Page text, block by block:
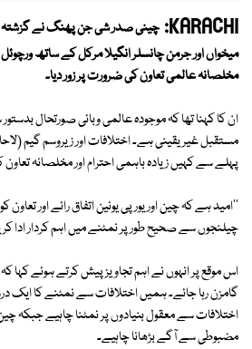
KARACHI: چینی صدر شی جن پھنگ نے گزشتہ
میخواں اور جرمن چانسلر انگیلا مرکل کے ساتھ
مخلصانہ عالمی تعاون کی ضرورت پر زور دیا۔
ان کا کہنا تھا کہ موجودہ عالمی وبائی صورتحال
مستقبل غیر یقینی ہے۔ اختلافات اور زیروسم گیم
پہلے سے کہیں زیادہ باہمی احترام اور مخلصانہ
''امید ہے کہ چین اور یورپی یونین اتفاق رائے اور تعاون
چیلنجوں سے صحیح طور پر نمٹنے میں اہم کردار ادا
اس موقع پر انہوں نے اہم تجاویز پیش کرتے ہوئے کہا کہ
گامزن رہا جائے۔ ہمیں اختلافات سے نمٹنے کا ایک
اختلافات سے معقول بنیادوں پر نمٹنا چاہیے جبکہ
مضبوطی سے آگے بڑھانا چاہیے۔